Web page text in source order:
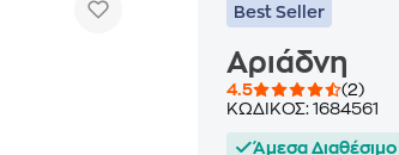
Best Seller
Αριάδνη
4.5
(2)
ΚΩΔΙΚΟΣ:1684561
Άμεσα Διαθέσιμο